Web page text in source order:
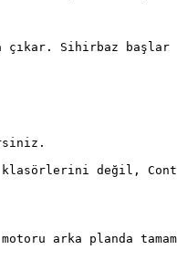
çıkar. Sihirbaz
klasörlerini değil,
arka planda